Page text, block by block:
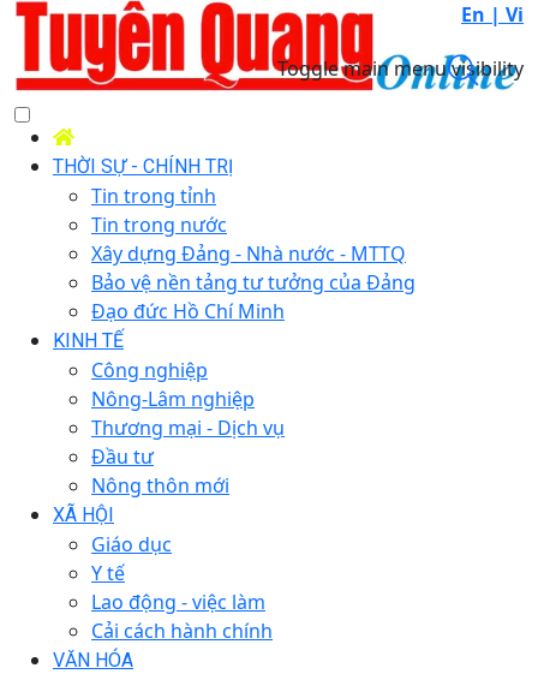
En | Vi
Toggle main menu visibility
THỜI SỰ - CHÍNH TRỊ
Tin trong tỉnh
Tin trong nước
Xây dựng Đảng - Nhà nước - MTTQ
Bảo vệ nền tảng tư tưởng của Đảng
Đạo đức Hồ Chí Minh
KINH TẾ
Công nghiệp
Nông-Lâm nghiệp
Thương mại - Dịch vụ
Đầu tư
Nông thôn mới
XÃ HỘI
Giáo dục
Y tế
Lao động - việc làm
Cải cách hành chính
VĂN HÓA